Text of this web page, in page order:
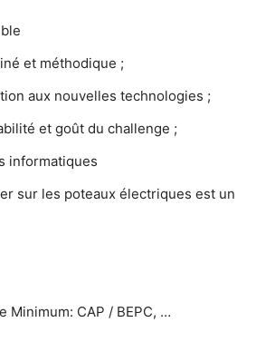
et méthodique ;
aux nouvelles technologies ;
et goût du challenge ;
informatiques
sur les poteaux électriques est un
Minimum: CAP / BEPC, …